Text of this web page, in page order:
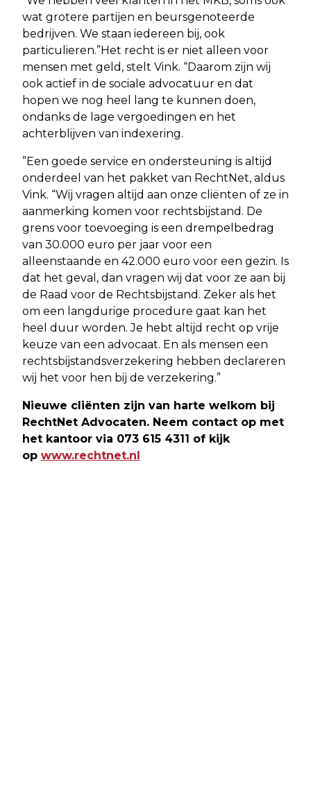
wat grotere partijen en beursgenoteerde
bedrijven. We staan iedereen bij, ook
particulieren.”Het recht is er niet alleen voor
mensen met geld, stelt Vink. “Daarom zijn wij
ook actief in de sociale advocatuur en dat
hopen we nog heel lang te kunnen doen,
ondanks de lage vergoedingen en het
achterblijven van indexering.
”Een goede service en ondersteuning is altijd
onderdeel van het pakket van RechtNet, aldus
Vink. “Wij vragen altijd aan onze cliënten of ze in
aanmerking komen voor rechtsbijstand. De
grens voor toevoeging is een drempelbedrag
van 30.000 euro per jaar voor een
alleenstaande en 42.000 euro voor een gezin. Is
dat het geval, dan vragen wij dat voor ze aan bij
de Raad voor de Rechtsbijstand. Zeker als het
om een langdurige procedure gaat kan het
heel duur worden. Je hebt altijd recht op vrije
keuze van een advocaat. En als mensen een
rechtsbijstandsverzekering hebben declareren
wij het voor hen bij de verzekering.”
Nieuwe cliënten zijn van harte welkom bij
RechtNet Advocaten. Neem contact op met
het kantoor via 073 615 4311 of kijk
op www.rechtnet.nl